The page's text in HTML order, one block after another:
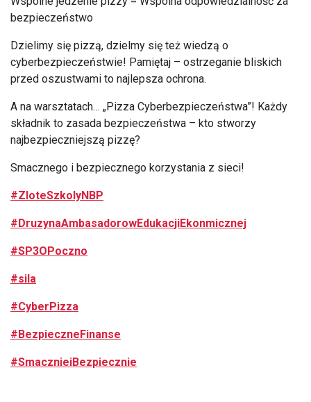
bezpieczeństwo
Dzielimy się pizzą, dzielmy się też wiedzą o
cyberbezpieczeństwie! Pamiętaj – ostrzeganie bliskich
przed oszustwami to najlepsza ochrona.
A na warsztatach… „Pizza Cyberbezpieczeństwa”! Każdy
składnik to zasada bezpieczeństwa – kto stworzy
najbezpieczniejszą pizzę?
Smacznego i bezpiecznego korzystania z sieci!
#ZloteSzkolyNBP
#DruzynaAmbasadorowEdukacjiEkonmicznej
#SP3OPoczno
#sila
#CyberPizza
#BezpieczneFinanse
#SmacznieiBezpiecznie